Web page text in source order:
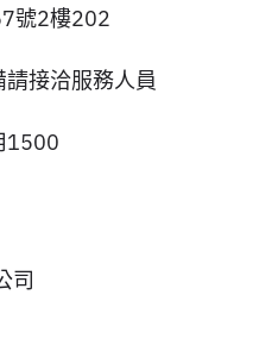
號2樓202
接洽服務人員
1500
司